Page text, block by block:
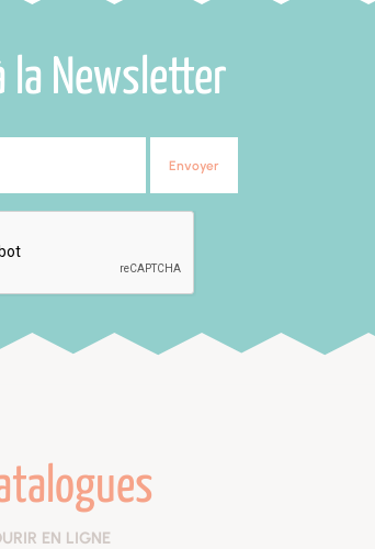
la Newsletter
Envoyer
EN LIGNE